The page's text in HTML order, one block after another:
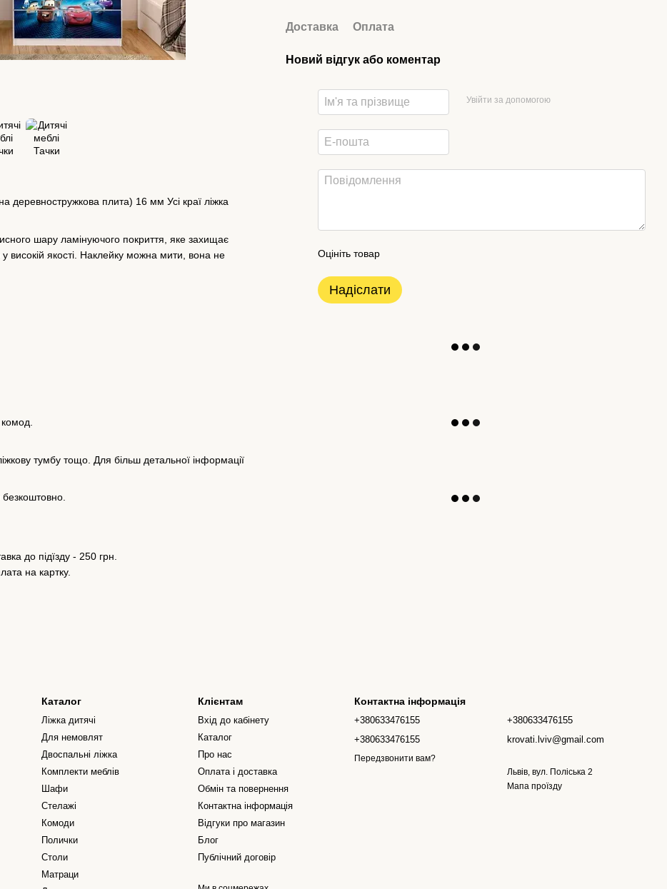
деревностружкова плита) 16 мм Усі краї ліжка
шару ламінуючого покриття, яке захищає
високій якості. Наклейку можна мити, вона не
тумбу тощо. Для більш детальної інформації
до підїзду - 250 грн.
на картку.
Доставка Оплата
Новий відгук або коментар
Увійти за допомогою
Оцініть товар
Надіслати
Каталог
Ліжка дитячі
Для немовлят
Двоспальні ліжка
Комплекти меблів
Шафи
Стелажі
Комоди
Полички
Столи
Матраци
Клієнтам
Вхід до кабінету
Каталог
Про нас
Оплата і доставка
Обмін та повернення
Контактна інформація
Відгуки про магазин
Блог
Публічний договір
Контактна інформація
+380633476155
+380633476155
Передзвонити вам?
+380633476155
krovati.lviv@gmail.com
Львів, вул. Поліська 2
Мапа проїзду